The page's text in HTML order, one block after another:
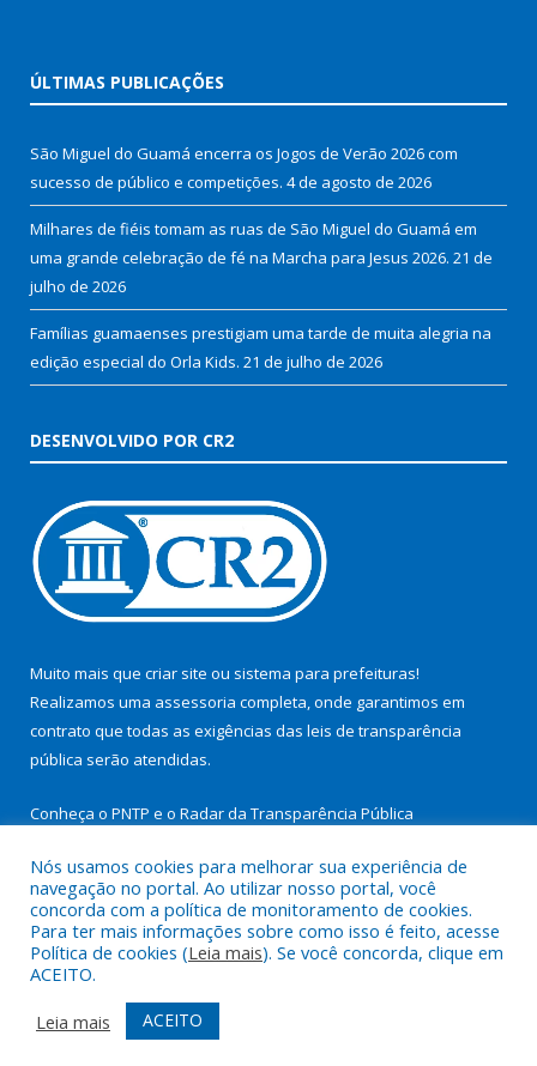
ÚLTIMAS PUBLICAÇÕES
São Miguel do Guamá encerra os Jogos de Verão 2026 com
sucesso de público e competições. 4 de agosto de 2026
Milhares de fiéis tomam as ruas de São Miguel do Guamá em
uma grande celebração de fé na Marcha para Jesus 2026. 21 de
julho de 2026
Famílias guamaenses prestigiam uma tarde de muita alegria na
edição especial do Orla Kids. 21 de julho de 2026
DESENVOLVIDO POR CR2
Muito mais que criar site ou sistema para prefeituras!
Realizamos uma assessoria completa, onde garantimos em
contrato que todas as exigências das leis de transparência
pública serão atendidas.
Conheça o PNTP e o Radar da Transparência Pública
Todos os direitos reservados a Prefeitura Municipal de São
Miguel do Guamá.
Mapa do Site
Acessar Área Administrativa
Acessar Webmail
Nós usamos cookies para melhorar sua experiência de
navegação no portal. Ao utilizar nosso portal, você
concorda com a política de monitoramento de cookies.
Para ter mais informações sobre como isso é feito, acesse
Política de cookies (Leia mais). Se você concorda, clique em
ACEITO.
Leia mais
ACEITO